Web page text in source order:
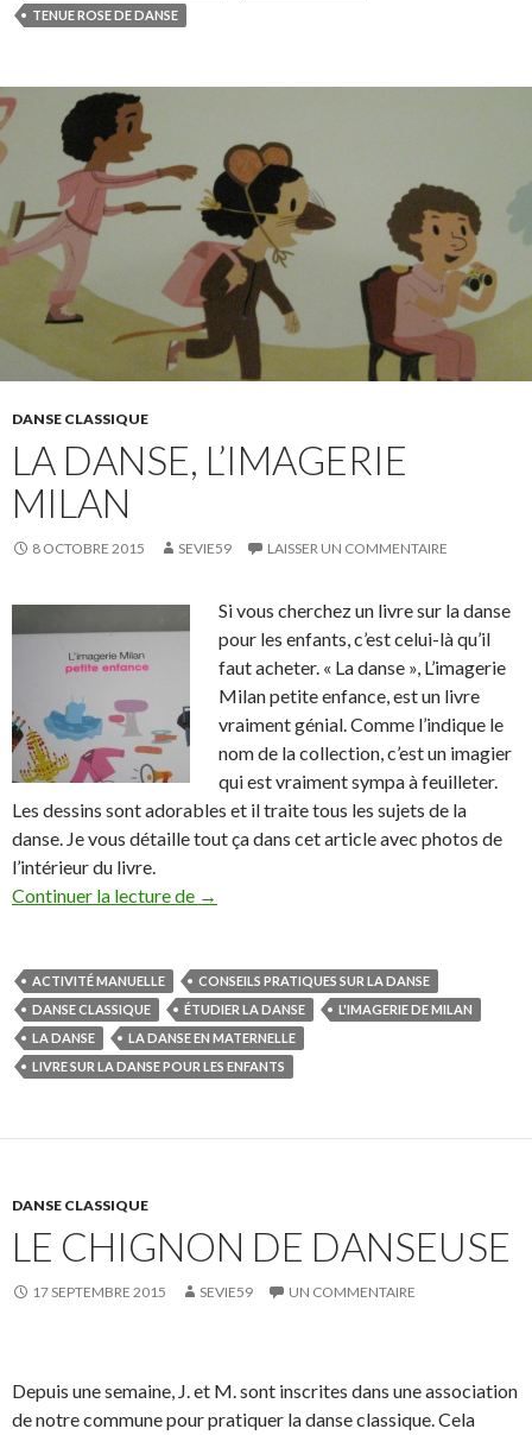
TENUE ROSE DE DANSE
DANSE CLASSIQUE
LA DANSE, L’IMAGERIE
MILAN
8 OCTOBRE 2015 SEVIE59 LAISSER UN COMMENTAIRE
Si vous cherchez un livre sur la danse
pour les enfants, c’est celui-là qu’il
faut acheter. « La danse », L’imagerie
Milan petite enfance, est un livre
vraiment génial. Comme l’indique le
nom de la collection, c’est un imagier
qui est vraiment sympa à feuilleter.
Les dessins sont adorables et il traite tous les sujets de la
danse. Je vous détaille tout ça dans cet article avec photos de
l’intérieur du livre.
Continuer la lecture de La danse, L’imagerie Milan
→
ACTIVITÉ MANUELLE
CONSEILS PRATIQUES SUR LA DANSE
DANSE CLASSIQUE
ÉTUDIER LA DANSE
L'IMAGERIE DE MILAN
LA DANSE
LA DANSE EN MATERNELLE
LIVRE SUR LA DANSE POUR LES ENFANTS
DANSE CLASSIQUE
LE CHIGNON DE DANSEUSE
17 SEPTEMBRE 2015 SEVIE59 UN COMMENTAIRE
Depuis une semaine, J. et M. sont inscrites dans une association
de notre commune pour pratiquer la danse classique. Cela